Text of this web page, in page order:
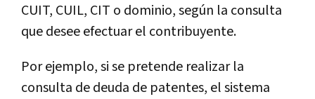
CUIT, CUIL, CIT o dominio, según la consulta
que desee efectuar el contribuyente.
Por ejemplo, si se pretende realizar la
consulta de deuda de patentes, el sistema